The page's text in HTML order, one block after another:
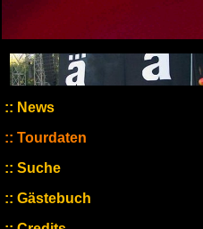
News
Tourdaten
Suche
Gästebuch